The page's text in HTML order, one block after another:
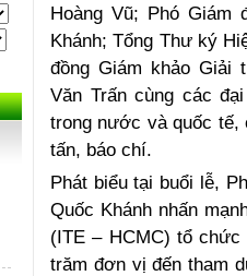
Hoàng Vũ; Phó
Khánh; Tổng Thư ký
đồng Giám khảo Giải
Văn Trấn cùng các
trong nước và quốc tế,
tấn, báo chí.
Phát biểu tại buổi lễ,
Quốc Khánh nhấn
(ITE – HCMC) tổ chức
trăm đơn vị đến tham